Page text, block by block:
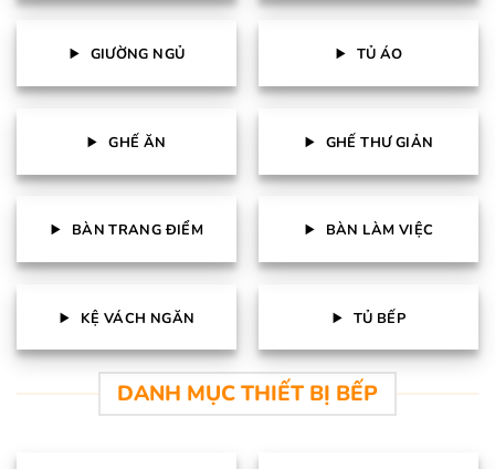
GIƯỜNG NGỦ TỦ ÁO
GHẾ ĂN GHẾ THƯ GIẢN
BÀN TRANG ĐIỂM BÀN LÀM VIỆC
KỆ VÁCH NGĂN TỦ BẾP
DANH MỤC THIẾT BỊ BẾP